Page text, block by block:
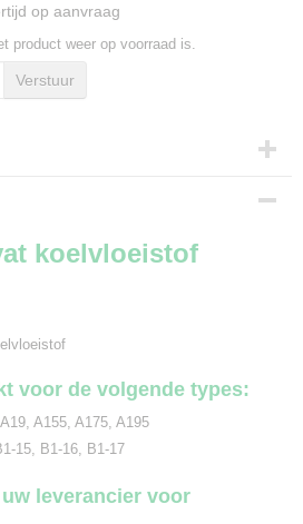
op aanvraag
product weer op voorraad is.
Verstuur
koelvloeistof
voor de volgende types:
A155, A175, A195
15, B1-16, B1-17
leverancier voor